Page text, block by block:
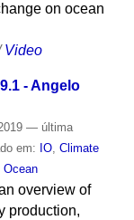
on ocean
Video
- Angelo
— última
em: IO, Climate
Ocean
overview of
production,